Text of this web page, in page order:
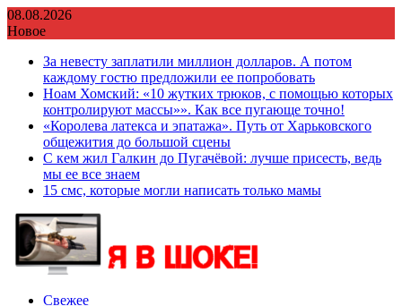
Перейти
к
08.08.2026
Новое
За невесту заплатили миллион долларов. А потом
каждому гостю предложили ее попробовать
Ноам Хомский: «10 жутких трюков, с помощью которых
контролируют массы»». Как все пугающе точно!
«Королева латекса и эпатажа». Путь от Харьковского
общежития до большой сцены
С кем жил Галкин до Пугачёвой: лучше присесть, ведь
мы ее все знаем
15 смс, которые могли написать только мамы
Свежее